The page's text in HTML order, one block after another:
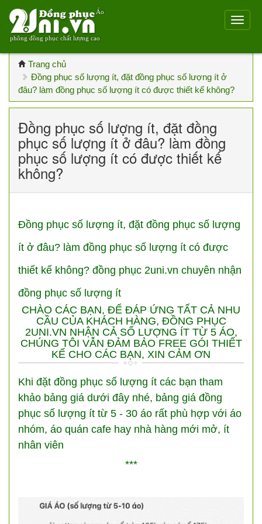
Áo
phông đồng phục chất lượng cao
Trang chủ
Đồng phục số lượng ít, đặt đồng phục số lượng ít ở
đâu? làm đồng phục số lượng ít có được thiết kế không?
Đồng phục số lượng ít, đặt đồng
phục số lượng ít ở đâu? làm đồng
phục số lượng ít có được thiết kế
không?
Đồng phục số lượng ít, đặt đồng phục số lượng
ít ở đâu? làm đồng phục số lượng ít có được
thiết kế không? đồng phục 2uni.vn chuyên nhận
đồng phục số lượng ít
CHÀO CÁC BẠN, ĐỂ ĐÁP ỨNG TẤT CẢ NHU
CẦU CỦA KHÁCH HÀNG, ĐỒNG PHỤC
2UNI.VN NHẬN CẢ SỐ LƯỢNG ÍT TỪ 5 ÁO,
CHÚNG TÔI VẪN ĐẢM BẢO FREE GÓI THIẾT
KẾ CHO CÁC BẠN, XIN CẢM ƠN
Khi đặt đồng phục số lượng ít các bạn tham
khảo bảng giá dưới đây nhé, bảng giá đồng
phục số lượng ít từ 5 - 30 áo rất phù hợp với áo
nhóm, áo quán cafe hay nhà hàng mới mở, ít
nhân viên
***